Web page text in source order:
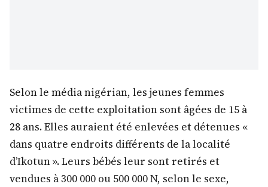
Selon le média nigérian, les jeunes femmes
victimes de cette exploitation sont âgées de 15 à
28 ans. Elles auraient été enlevées et détenues «
dans quatre endroits différents de la localité
d’Ikotun ». Leurs bébés leur sont retirés et
vendues à 300 000 ou 500 000 N, selon le sexe,